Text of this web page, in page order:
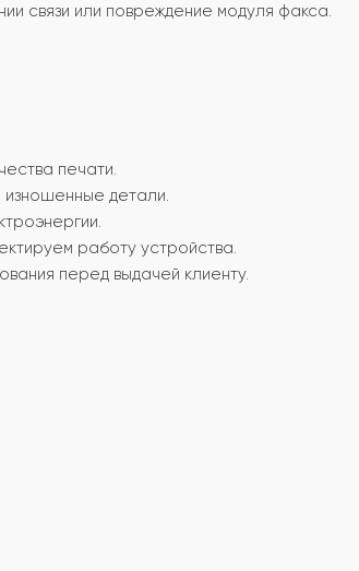
связи или повреждение модуля факса.
печати.
изношенные детали.
работу устройства.
перед выдачей клиенту.